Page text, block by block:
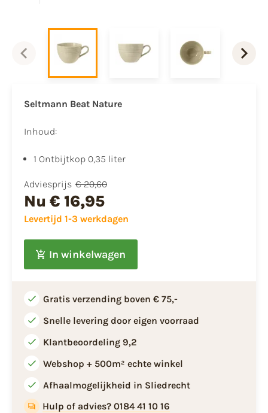
Seltmann Beat Nature
Inhoud:
1 Ontbijtkop 0,35 liter
Adviesprijs € 20,60
Nu € 16,95
Levertijd 1-3 werkdagen
In winkelwagen
Gratis verzending boven € 75,-
Snelle levering door eigen voorraad
Klantbeoordeling 9,2
Webshop + 500m² echte winkel
Afhaalmogelijkheid in Sliedrecht
Hulp of advies? 0184 41 10 16